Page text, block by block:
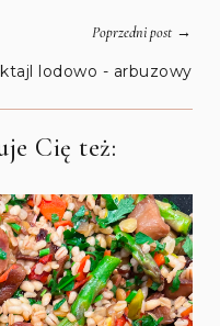
Poprzedni post→
lodowo - arbuzowy
Cię też: